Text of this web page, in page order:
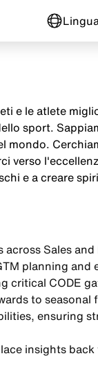
e le atlete
sport.
verso
e a creare
across Sales and
planning and
critical CODE
to seasonal
, ensuring
insightsback